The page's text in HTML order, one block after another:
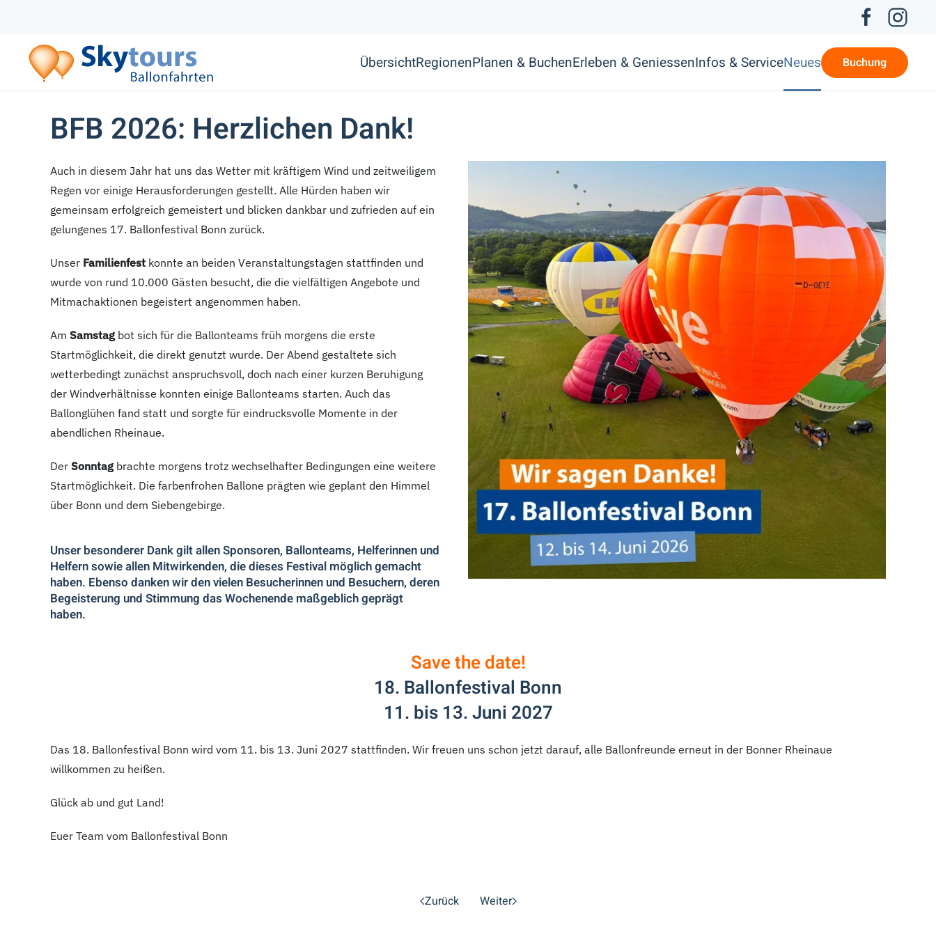
ÜbersichtRegionenPlanen & BuchenErleben & GeniessenInfos & ServiceNeues Buchung
BFB 2026: Herzlichen Dank!
Auch in diesem Jahr hat uns das Wetter mit kräftigem Wind und zeitweiligem
Regen vor einige Herausforderungen gestellt. Alle Hürden haben wir
gemeinsam erfolgreich gemeistert und blicken dankbar und zufrieden auf ein
gelungenes 17. Ballonfestival Bonn zurück.
Unser Familienfest konnte an beiden Veranstaltungstagen stattfinden und
wurde von rund 10.000 Gästen besucht, die die vielfältigen Angebote und
Mitmachaktionen begeistert angenommen haben.
Am Samstag bot sich für die Ballonteams früh morgens die erste
Startmöglichkeit, die direkt genutzt wurde. Der Abend gestaltete sich
wetterbedingt zunächst anspruchsvoll, doch nach einer kurzen Beruhigung
der Windverhältnisse konnten einige Ballonteams starten. Auch das
Ballonglühen fand statt und sorgte für eindrucksvolle Momente in der
abendlichen Rheinaue.
Der Sonntag brachte morgens trotz wechselhafter Bedingungen eine weitere
Startmöglichkeit. Die farbenfrohen Ballone prägten wie geplant den Himmel
über Bonn und dem Siebengebirge.
Unser besonderer Dank gilt allen Sponsoren, Ballonteams, Helferinnen und
Helfern sowie allen Mitwirkenden, die dieses Festival möglich gemacht
haben. Ebenso danken wir den vielen Besucherinnen und Besuchern, deren
Begeisterung und Stimmung das Wochenende maßgeblich geprägt
haben.
Save the date!
18. Ballonfestival Bonn
11. bis 13. Juni 2027
Das 18. Ballonfestival Bonn wird vom 11. bis 13. Juni 2027 stattfinden. Wir freuen uns schon jetzt darauf, alle Ballonfreunde erneut in der Bonner Rheinaue
willkommen zu heißen.
Glück ab und gut Land!
Euer Team vom Ballonfestival Bonn
Zurück Weiter